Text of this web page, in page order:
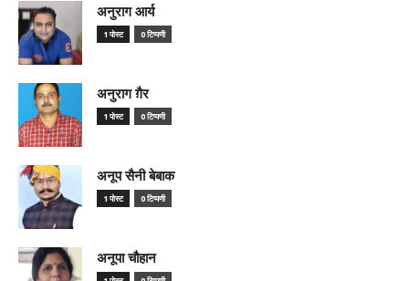
अनुराग आर्य
1 पोस्ट 0 टिप्पणी
अनुराग ग़ैर
1 पोस्ट 0 टिप्पणी
अनूप सैनी बेबाक
1 पोस्ट 0 टिप्पणी
अनूपा चौहान